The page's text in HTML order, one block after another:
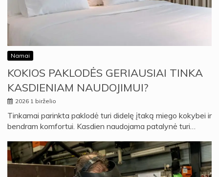
Namai
KOKIOS PAKLODĖS GERIAUSIAI TINKA
KASDIENIAM NAUDOJIMUI?
2026 1 birželio
Tinkamai parinkta paklodė turi didelę įtaką miego kokybei ir
bendram komfortui. Kasdien naudojama patalynė turi…